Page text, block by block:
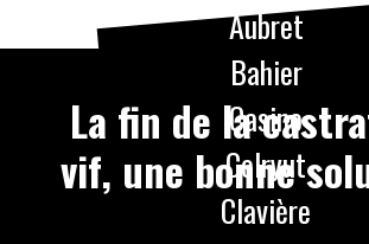
Aubret
Bahier
Casino
Colryut
Clavière
La fin de la
vif, une bonne